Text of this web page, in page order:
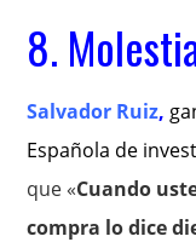
8.
Salvador Ruiz,
Española de
que «Cuando
compra lo dice